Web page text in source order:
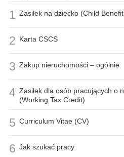
1 Zasiłek na dziecko (Child
2 Karta CSCS
3 Zakup nieruchomości – ogólnie
4 Zasiłek dla osób pracujących o
(Working Tax Credit)
5 Curriculum Vitae (CV)
6 Jak szukać pracy